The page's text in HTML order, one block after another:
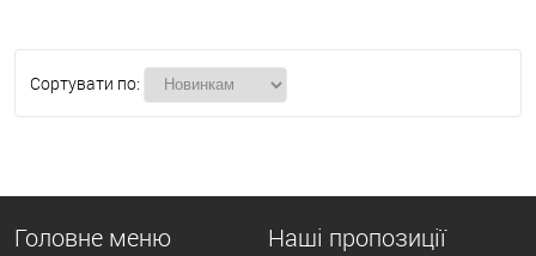
Сортувати по:
Головне меню Наші пропозиції